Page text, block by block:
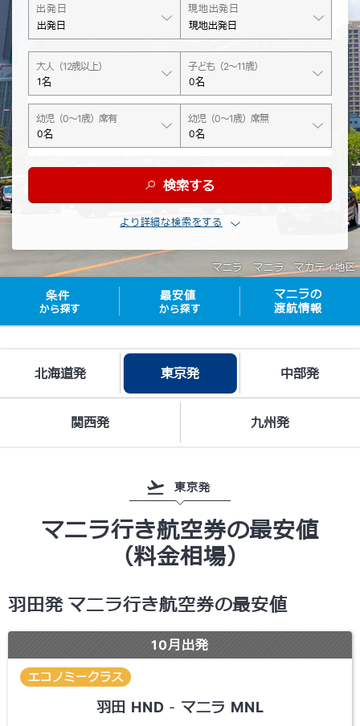
検索する
より詳細な検索をする
マニラ マニラ マカティ地区
条件
から探す
最安値
から探す
マニラの
渡航情報
北海道発 東京発 中部発
関西発 九州発
東京発
マニラ行き航空券の最安値
（料金相場）
羽田発 マニラ行き航空券の最安値
羽田 HND - マニラ MNL
10月出発
エコノミークラス